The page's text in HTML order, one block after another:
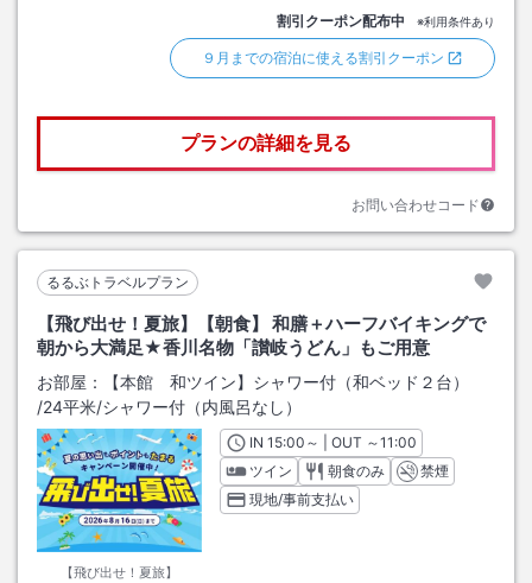
割引クーポン配布中 ※利用条件あり
９月までの宿泊に使える割引クーポン
プランの詳細を見る
お問い合わせコード
るるぶトラベルプラン
【飛び出せ！夏旅】【朝食】 和膳＋ハーフバイキングで
朝から大満足★香川名物「讃岐うどん」もご用意
お部屋：
【本館 和ツイン】シャワー付（和ベッド２台）
/24平米/シャワー付（内風呂なし）
【飛び出せ！夏旅】
INチェックイン
15:00 ～ | OUT チェックアウト
～11:00
ツイン
朝食のみ
禁煙
現地/事前支払い